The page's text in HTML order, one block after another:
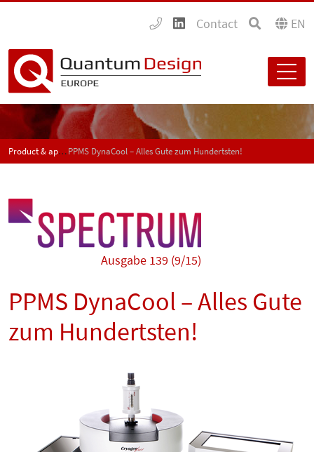
Contact EN
Product & application news - SPECTRUMPPMS DynaCool – Alles Gute zum Hundertsten!
Ausgabe 139 (9/15)
PPMS DynaCool – Alles Gute
zum Hundertsten!